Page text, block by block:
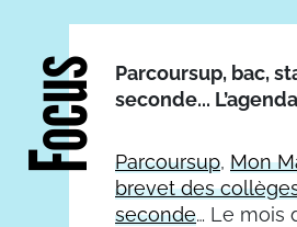
Focus
Parcoursup, bac,
seconde...
Parcoursup, Mon
brevet des
seconde… Le mois